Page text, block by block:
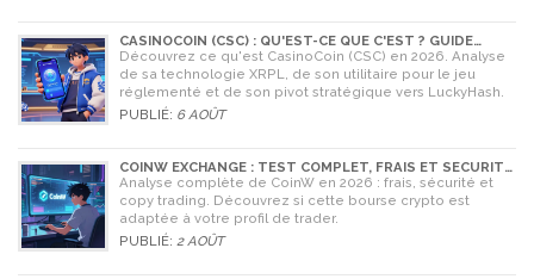
CASINOCOIN (CSC) : QU'EST-CE QUE C'EST ? GUIDE
COMPLET, TOKENOMICS ET AVENIR EN 2026
Découvrez ce qu'est CasinoCoin (CSC) en 2026. Analyse
de sa technologie XRPL, de son utilitaire pour le jeu
réglementé et de son pivot stratégique vers LuckyHash.
PUBLIÉ: 6 AOÛT
COINW EXCHANGE : TEST COMPLET, FRAIS ET SÉCURITÉ
EN 2026
Analyse complète de CoinW en 2026 : frais, sécurité et
copy trading. Découvrez si cette bourse crypto est
adaptée à votre profil de trader.
PUBLIÉ: 2 AOÛT